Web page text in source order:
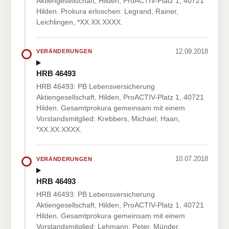
Hilden. Prokura erloschen: Legrand, Rainer,
Leichlingen, *XX.XX.XXXX.
VERÄNDERUNGEN 12.09.2018
HRB 46493
HRB 46493: PB Lebensversicherung
Aktiengesellschaft, Hilden, ProACTIV-Platz 1, 40721
Hilden. Gesamtprokura gemeinsam mit einem
Vorstandsmitglied: Krebbers, Michael, Haan,
*XX.XX.XXXX.
VERÄNDERUNGEN 10.07.2018
HRB 46493
HRB 46493: PB Lebensversicherung
Aktiengesellschaft, Hilden, ProACTIV-Platz 1, 40721
Hilden. Gesamtprokura gemeinsam mit einem
Vorstandsmitglied: Lehmann, Peter, Münder,